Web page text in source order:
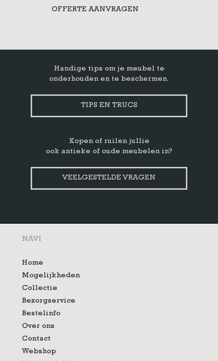
OFFERTE AANVRAGEN
Handige tips om je meubel te
onderhouden en te beschermen.
TIPS EN TRUCS
Kopen of ruilen jullie
ook antieke of oude meubelen in?
VEELGESTELDE VRAGEN
NAVI
Home
Mogelijkheden
Collectie
Bezorgservice
Bestelinfo
Over ons
Contact
Webshop